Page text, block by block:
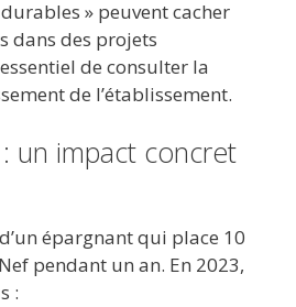
» peuvent cacher
dans des projets
de consulter la
de l’établissement.
un impact concret
épargnant qui place 10
pendant un an. En 2023,
: